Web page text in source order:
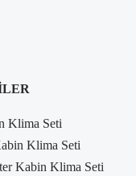
Klima Seti
Klima Seti
Kabin Klima Seti